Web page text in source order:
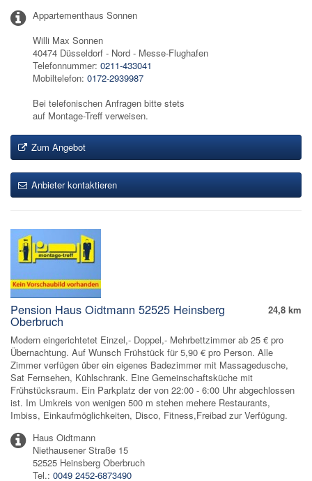
Appartementhaus Sonnen
Willi Max Sonnen
40474 Düsseldorf - Nord - Messe-Flughafen
Telefonnummer: 0211-433041
Mobiltelefon: 0172-2939987
Bei telefonischen Anfragen bitte stets
auf Montage-Treff verweisen.
Zum Angebot
Anbieter kontaktieren
24,8 km
Pension Haus Oidtmann 52525 Heinsberg
Oberbruch
Modern eingerichtetet Einzel,- Doppel,- Mehrbettzimmer ab 25 € pro
Übernachtung. Auf Wunsch Frühstück für 5,90 € pro Person. Alle
Zimmer verfügen über ein eigenes Badezimmer mit Massagedusche,
Sat Fernsehen, Kühlschrank. Eine Gemeinschaftsküche mit
Frühstücksraum. Ein Parkplatz der von 22:00 - 6:00 Uhr abgechlossen
ist. Im Umkreis von wenigen 500 m stehen mehere Restaurants,
Imbiss, Einkaufmöglichkeiten, Disco, Fitness,Freibad zur Verfügung.
Haus Oidtmann
Niethausener Straße 15
52525 Heinsberg Oberbruch
Tel.: 0049 2452-6873490